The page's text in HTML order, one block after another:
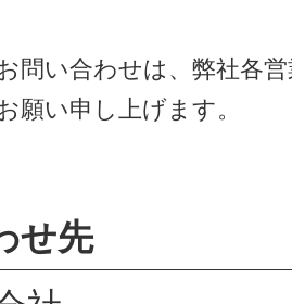
問い合わせは、弊社各
願い申し上げます。
せ先